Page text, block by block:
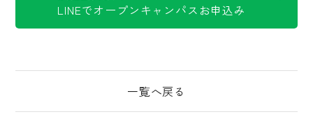
LINEでオープンキャンパスお申込み
一覧へ戻る